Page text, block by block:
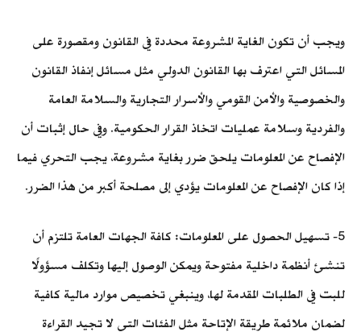
ويجب أن تكون الغاية المشروعة محددة في القانون ومقصورة على
المسائل التي اعترف بها القانون الدولي مثل مسائل إنفاذ القانون
والخصوصية والأمن القومي والأسرار التجارية والسلامة العامة
والفردية وسلامة عمليات اتخاذ القرار الحكومية. وفي حال إثبات أن
الإفصاح عن المعلومات يلحق ضرر بغاية مشروعة، يجب التحري فيما
إذا كان الإفصاح عن المعلومات يؤدي إلى مصلحة أكبر من هذا الضرر.
5- تسهيل الحصول على المعلومات: كافة الجهات العامة تلتزم أن
تنشئ أنظمة داخلية مفتوحة ويمكن الوصول إليها وتكلف مسؤولًا
للبت في الطلبات المقدمة لها، وينبغي تخصيص موارد مالية كافية
لضمان ملائمة طريقة الإتاحة مثل الفئات التي لا تجيد القراءة